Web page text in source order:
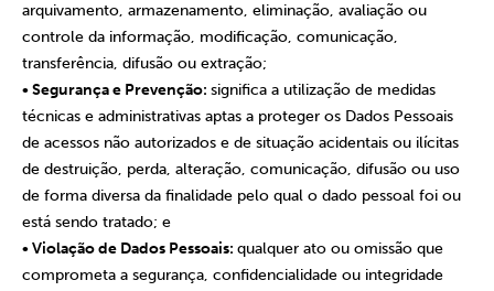
arquivamento, armazenamento, eliminação, avaliação ou
controle da informação, modificação, comunicação,
transferência, difusão ou extração;
• Segurança e Prevenção: significa a utilização de medidas
técnicas e administrativas aptas a proteger os Dados Pessoais
de acessos não autorizados e de situação acidentais ou ilícitas
de destruição, perda, alteração, comunicação, difusão ou uso
de forma diversa da finalidade pelo qual o dado pessoal foi ou
está sendo tratado; e
• Violação de Dados Pessoais: qualquer ato ou omissão que
comprometa a segurança, confidencialidade ou integridade